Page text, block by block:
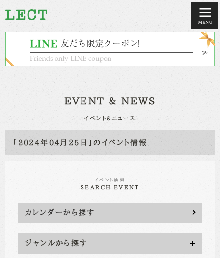
EVENT & NEWS
イベント&ニュース
「2024年04月25日」のイベント情報
イベント検索
SEARCH EVENT
カレンダーから探す
ジャンルから探す